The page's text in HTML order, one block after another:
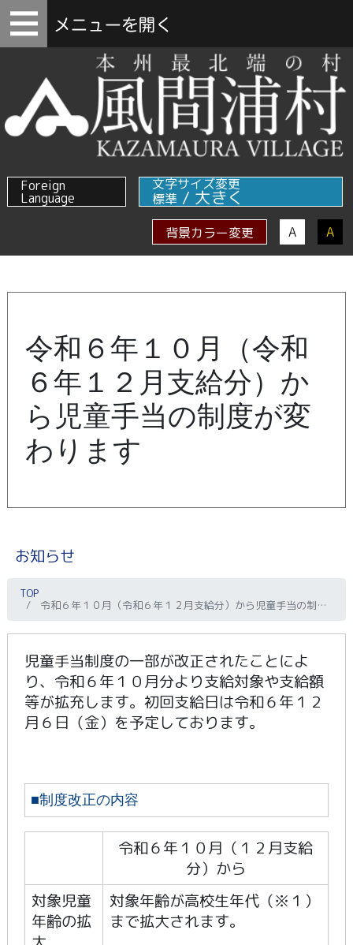
Foreign
Language
文字サイズ変更
標準 / 大きく
背景カラー変更 A A
令和６年１０月（令和
６年１２月支給分）か
ら児童手当の制度が変
わります
お知らせ
TOP
令和６年１０月（令和６年１２月支給分）から児童手当の制度が変わります
児童手当制度の一部が改正されたことによ
り、令和６年１０月分より支給対象や支給額
等が拡充します。初回支給日は令和６年１２
月６日（金）を予定しております。
■制度改正の内容
令和６年１０月（１２月支給
分）から
対象児童
年齢の拡
対象年齢が高校生年代（※１）
まで拡大されます。